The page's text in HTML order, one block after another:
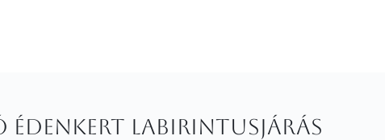
Édenkert Labirintusjárás